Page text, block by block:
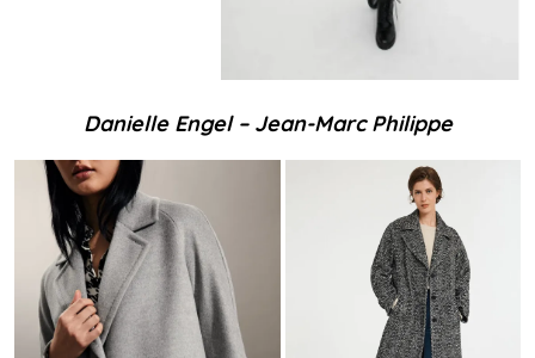
Danielle Engel – Jean-Marc Philippe